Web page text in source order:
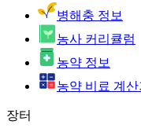
병해충 정보
농사 커리큘럼
농약 정보
농약 비료 계산
장터